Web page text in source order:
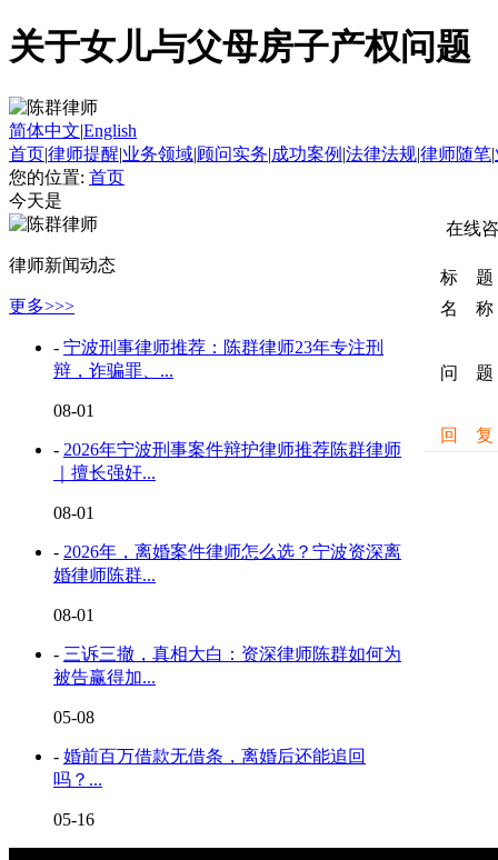
关于女儿与父母房子产权问题
简体中文|English
首页|律师提醒|业务领域|顾问实务|成功案例 |法律法规|律师随笔|
您的位置: 首页
今天是
律师新闻动态
更多>>>
- 宁波刑事律师推荐：陈群律师23年专注刑
辩，诈骗罪、...
08-01
- 2026年宁波刑事案件辩护律师推荐陈群律师
｜擅长强奸...
08-01
- 2026年，离婚案件律师怎么选？宁波资深离
婚律师陈群...
08-01
- 三诉三撤，真相大白：资深律师陈群如何为
被告赢得加...
05-08
- 婚前百万借款无借条，离婚后还能追回
吗？...
05-16
在线
标 题
名 称
问 题
回 复